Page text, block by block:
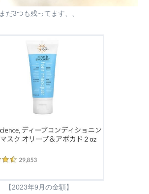
まだ3つも残ってます、、
【2023年9月の金額】